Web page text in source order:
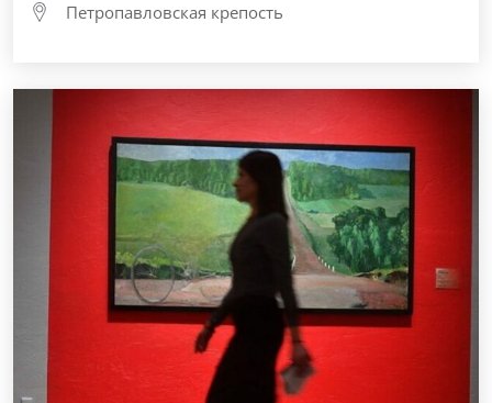
Петропавловская крепость